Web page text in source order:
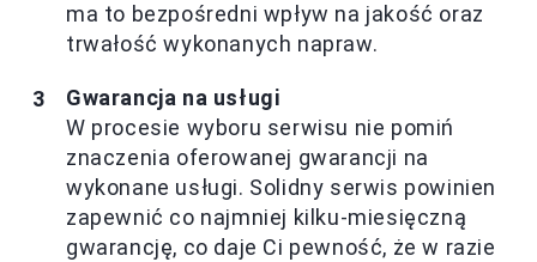
ma to bezpośredni wpływ na jakość oraz
trwałość wykonanych napraw.
Gwarancja na usługi
W procesie wyboru serwisu nie pomiń
znaczenia oferowanej gwarancji na
wykonane usługi. Solidny serwis powinien
zapewnić co najmniej kilku-miesięczną
gwarancję, co daje Ci pewność, że w razie